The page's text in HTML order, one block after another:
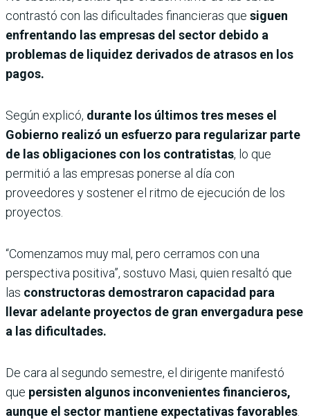
contrastó con las dificultades financieras que siguen
enfrentando las empresas del sector debido a
problemas de liquidez derivados de atrasos en los
pagos.
Según explicó, durante los últimos tres meses el
Gobierno realizó un esfuerzo para regularizar parte
de las obligaciones con los contratistas, lo que
permitió a las empresas ponerse al día con
proveedores y sostener el ritmo de ejecución de los
proyectos.
“Comenzamos muy mal, pero cerramos con una
perspectiva positiva”, sostuvo Masi, quien resaltó que
las constructoras demostraron capacidad para
llevar adelante proyectos de gran envergadura pese
a las dificultades.
De cara al segundo semestre, el dirigente manifestó
que persisten algunos inconvenientes financieros,
aunque el sector mantiene expectativas favorables